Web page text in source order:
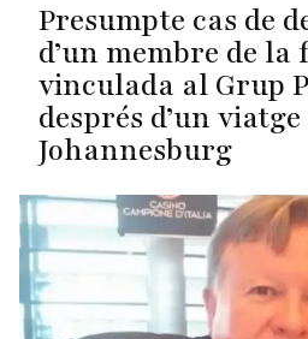
Presumpte cas de
d’un membre de
vinculada al Grup
després d’un viatge
Johannesburg